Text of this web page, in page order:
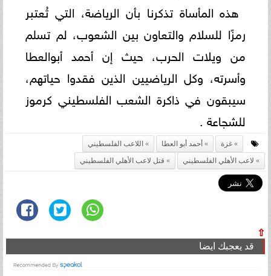
هذه المأساة تذكرنا بأن الرياضة، التي تُعتبر
رمزًا للسلام والتعاون بين الشعوب، لم تسلم
من ويلات الحرب، حيث إن أحمد أبوالعطا
وأسرته، وكل الرياضيين الذين فقدوا حياتهم،
سيبقون في ذاكرة الشعب الفلسطيني كرموز
للشجاعة .
غزة أحمد أبو العطا
اللاعب الفلسطيني
لاعب الأهلي الفلسطيني
قتل لاعب الأهلي الفلسطيني
⇧
قد يعجبك ايضا